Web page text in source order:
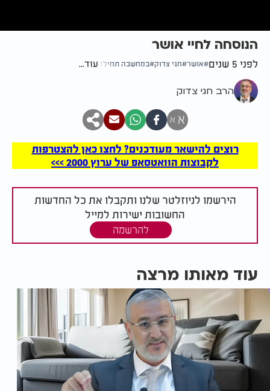
הנוסחה לחיי אושר
לפני 5 שנים אושר חגי צדוק במחשבה תחילה עוד...
הרב חגי צדוק
א א
רוצים להישאר מעודכנים? לחצו כאן להצטרפות
לקבוצות הוואטסאפ של ערוץ 2000 >>>
הירשמו לניוזלטר שלנו ותקבלו את כל החדשות
החשובות ישירות למייל
להרשמה
עוד מאותו מרצה